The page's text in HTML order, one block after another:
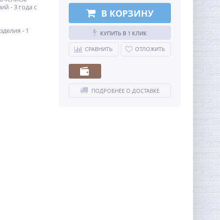
- 3 года с
- 1
В КОРЗИНУ
КУПИТЬ В 1 КЛИК
СРАВНИТЬ ОТЛОЖИТЬ
ПОДРОБНЕЕ О ДОСТАВКЕ